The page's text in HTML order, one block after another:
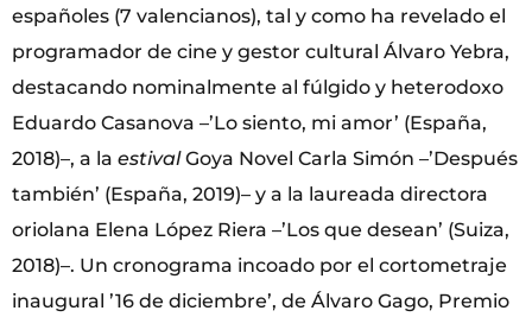
españoles (7 valencianos), tal y como ha revelado el
programador de cine y gestor cultural Álvaro Yebra,
destacando nominalmente al fúlgido y heterodoxo
Eduardo Casanova –’Lo siento, mi amor’ (España,
2018)–, a la estivalGoya Novel Carla Simón –’Después
también’ (España, 2019)– y a la laureada directora
oriolana Elena López Riera –’Los que desean’ (Suiza,
2018)–. Un cronograma incoado por el cortometraje
inaugural ’16 de diciembre’, de Álvaro Gago, Premio